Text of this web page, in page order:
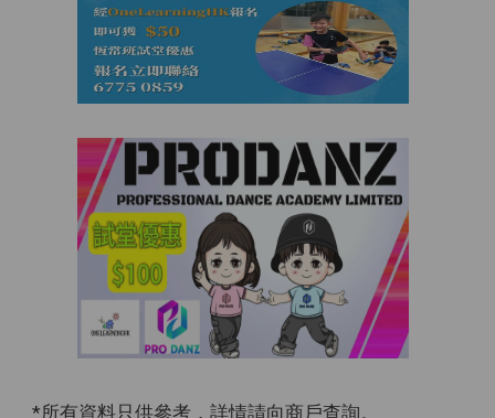
*所有資料只供參考，詳情請向商戶查詢。